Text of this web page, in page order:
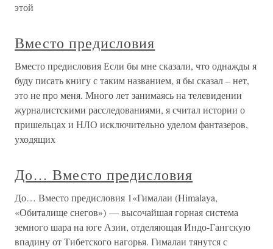
этой
Вместо предисловия
Вместо предисловия Если бы мне сказали, что однажды я
буду писать книгу с таким названием, я бы сказал – нет,
это не про меня. Много лет занимаясь на телевидении
журналистскими расследованиями, я считал истории о
пришельцах и НЛО исключительно уделом фантазеров,
уходящих
До… Вместо предисловия
До… Вместо предисловия 1«Гималаи (Himalaya,
«Обиталище снегов») — высочайшая горная система
земного шара на юге Азии, отделяющая Индо-Гангскую
впадину от Тибетского нагорья. Гималаи тянутся с